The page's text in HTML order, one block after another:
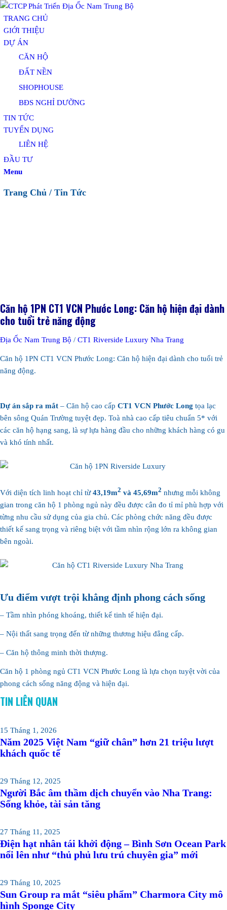
TRANG CHỦ
GIỚI THIỆU
DỰ ÁN
CĂN HỘ
ĐẤT NỀN
SHOPHOUSE
BĐS NGHỈ DƯỠNG
TIN TỨC
TUYỂN DỤNG
LIÊN HỆ
ĐẦU TƯ
Menu
Trang Chủ / Tin Tức
Căn hộ 1PN CT1 VCN Phước Long: Căn hộ hiện đại dành
cho tuổi trẻ năng động
Địa Ốc Nam Trung Bộ / CT1 Riverside Luxury Nha Trang
Căn hộ 1PN CT1 VCN Phước Long: Căn hộ hiện đại dành cho tuổi trẻ
năng động.
Dự án sắp ra mắt – Căn hộ cao cấp CT1 VCN Phước Long tọa lạc
bên sông Quán Trường tuyệt đẹp. Toà nhà cao cấp tiêu chuẩn 5* với
các căn hộ hạng sang, là sự lựa hàng đầu cho những khách hàng có gu
và khó tính nhất.
Với diện tích linh hoạt chỉ từ43,19m2 và 45,69m2 nhưng mỗi không
gian trong căn hộ 1 phòng ngủ này đều được cân đo tỉ mỉ phù hợp với
từng nhu cầu sử dụng của gia chủ. Các phòng chức năng đều được
thiết kế sang trọng và riêng biệt với tầm nhìn rộng lớn ra không gian
bên ngoài.
Ưu điểm vượt trội khẳng định phong cách sống
– Tầm nhìn phóng khoáng, thiết kế tinh tế hiện đại.
– Nội thất sang trọng đến từ những thương hiệu đẳng cấp.
– Căn hộ thông minh thời thượng.
Căn hộ 1 phòng ngủ CT1 VCN Phước Long là lựa chọn tuyệt vời của
phong cách sống năng động và hiện đại.
TIN LIÊN QUAN
15 Tháng 1, 2026
Năm 2025 Việt Nam “giữ chân” hơn 21 triệu lượt
khách quốc tế
29 Tháng 12, 2025
Người Bắc âm thầm dịch chuyển vào Nha Trang:
Sống khỏe, tài sản tăng
27 Tháng 11, 2025
Điện hạt nhân tái khởi động – Bình Sơn Ocean Park
nổi lên như “thủ phủ lưu trú chuyên gia” mới
29 Tháng 10, 2025
Sun Group ra mắt “siêu phẩm” Charmora City mô
hình Sponge City